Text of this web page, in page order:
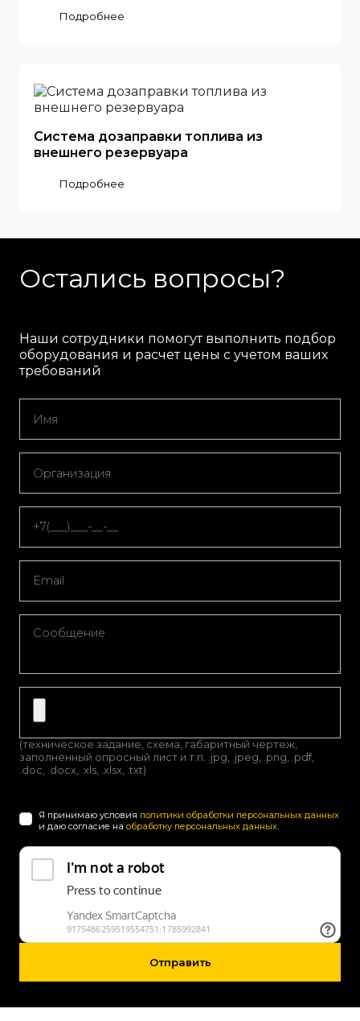
Подробнее
Система дозаправки топлива из
внешнего резервуара
Подробнее
Остались вопросы?
Наши сотрудники помогут выполнить подбор
оборудования и расчет цены с учетом ваших
требований
(техническое задание, схема, габаритный чертеж,
заполненный опросный лист и т.п. .jpg, .jpeg, .png, .pdf,
.doc, .docx, .xls, .xlsx, .txt)
Я принимаю условия политики обработки персональных данных
и даю согласие на обработку персональных данных.
Отправить